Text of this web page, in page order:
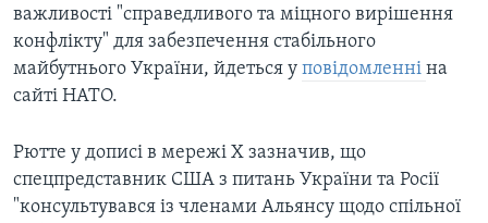
важливості "справедливого та міцного вирішення
конфлікту" для забезпечення стабільного
майбутнього України, йдеться у повідомленні на
сайті НАТО.
Рютте у дописі в мережі Х зазначив, що
спецпредставник США з питань України та Росії
"консультувався із членами Альянсу щодо спільної